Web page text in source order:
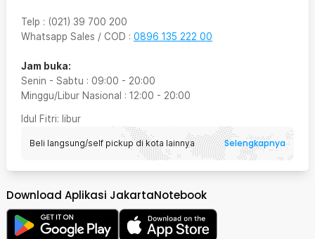
Telp : (021) 39 700 200
Whatsapp Sales / COD : 0896 135 222 00
Jam buka:
Senin - Sabtu : 09:00 - 20:00
Minggu/Libur Nasional : 12:00 - 20:00
Idul Fitri: libur
Beli langsung/self pickup di kota lainnya Selengkapnya
Download Aplikasi JakartaNotebook